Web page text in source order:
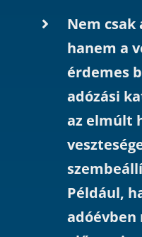
Nem csak
hanem a
érdemes
adózási
az elmúlt
Például,
adóévben